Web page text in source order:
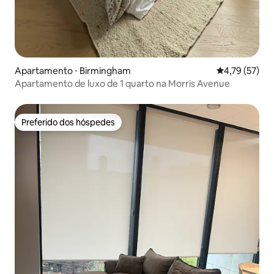
Apartamento ⋅ Birmingham 4,79 de uma
4,79 (57)
Apartamento de luxo de 1 quarto na Morris Avenue
Preferido dos hóspedes
Preferido dos hóspedes